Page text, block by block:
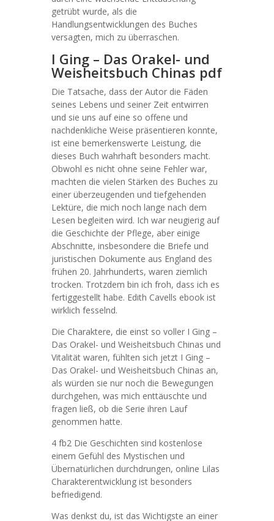
getrübt wurde, als die
Handlungsentwicklungen des Buches
versagten, mich zu überraschen.
I Ging – Das Orakel- und
Weisheitsbuch Chinas pdf
Die Tatsache, dass der Autor die Fäden
seines Lebens und seiner Zeit entwirren
und sie uns auf eine so offene und
nachdenkliche Weise präsentieren konnte,
ist eine bemerkenswerte Leistung, die
dieses Buch wahrhaft besonders macht.
Obwohl es nicht ohne seine Fehler war,
machten die vielen Stärken des Buches zu
einer überzeugenden und tiefgehenden
Lektüre, die mich noch lange nach dem
Lesen begleiten wird. Ich war neugierig auf
die Geschichte der Pflege, aber einige
Abschnitte, insbesondere die Briefe und
juristischen Dokumente aus England des
frühen 20. Jahrhunderts, waren ziemlich
trocken. Trotzdem bin ich froh, dass ich es
fertiggestellt habe. Edith Cavells ebook ist
wirklich fesselnd.
Die Charaktere, die einst so voller I Ging –
Das Orakel- und Weisheitsbuch Chinas und
Vitalität waren, fühlten sich jetzt I Ging –
Das Orakel- und Weisheitsbuch Chinas an,
als würden sie nur noch die Bewegungen
durchgehen, was mich enttäuschte und
fragen ließ, ob die Serie ihren Lauf
genommen hatte.
4 fb2 Die Geschichten sind kostenlose
einem Gefühl des Mystischen und
Übernatürlichen durchdrungen, online Lilas
Charakterentwicklung ist besonders
befriedigend.
Was denkst du, ist das Wichtigste an einer